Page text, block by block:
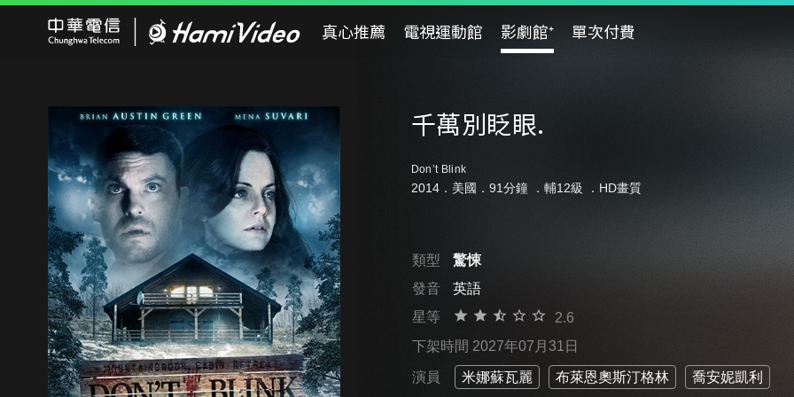
真心推薦 電視運動館 影劇館⁺ 單次付費
千萬別眨眼.
Don’t Blink
2014．美國．91分鐘 ． 輔12級 ．HD畫質
類型
驚悚
發音
英語
星等
2.6
下架時間 2027年07月31日
演員 米娜蘇瓦麗 布萊恩奧斯汀格林 喬安妮凱利